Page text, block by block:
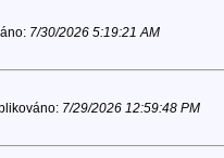
7/30/2026 5:19:21 AM
7/29/2026 12:59:48 PM